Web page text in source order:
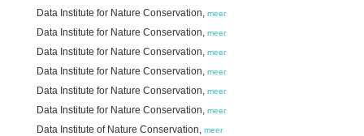
Data Institute for Nature Conservation, meer
Data Institute for Nature Conservation, meer
Data Institute for Nature Conservation, meer
Data Institute for Nature Conservation, meer
Data Institute for Nature Conservation, meer
Data Institute for Nature Conservation, meer
Data Institute of Nature Conservation, meer